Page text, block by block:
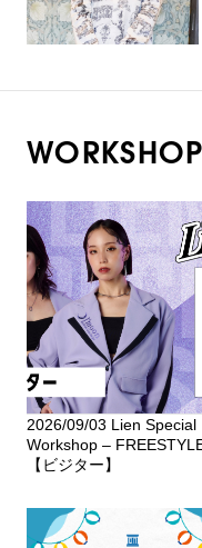
WORKSHOP
2026/09/03 Lien Special
Workshop –
【ビジター】